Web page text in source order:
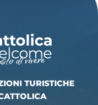
TURISTICHE